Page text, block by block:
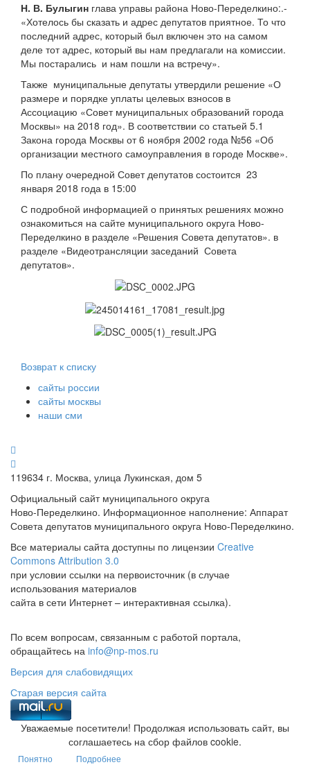
Н. В. Булыгин глава управы района Ново-Переделкино:.-
«Хотелось бы сказать и адрес депутатов приятное. То что
последний адрес, который был включен это на самом
деле тот адрес, который вы нам предлагали на комиссии.
Мы постарались и нам пошли на встречу».
Также муниципальные депутаты утвердили решение «О
размере и порядке уплаты целевых взносов в
Ассоциацию «Совет муниципальных образований города
Москвы» на 2018 год». В соответствии со статьей 5.1
Закона города Москвы от 6 ноября 2002 года №56 «Об
организации местного самоуправления в городе Москве».
По плану очередной Совет депутатов состоится 23
января 2018 года в 15:00
С подробной информацией о принятых решениях можно
ознакомиться на сайте муниципального округа Ново-
Переделкино в разделе «Решения Совета депутатов». в
разделе «Видеотрансляции заседаний Совета
депутатов».
Возврат к списку
сайты россии
сайты москвы
наши сми
119634 г. Москва, улица Лукинская, дом 5
Официальный сайт муниципального округа
Ново-Переделкино. Информационное наполнение: Аппарат
Совета депутатов муниципального округа Ново-Переделкино.
Все материалы сайта доступны по лицензии Creative
Commons Attribution 3.0
при условии ссылки на первоисточник (в случае
использования материалов
сайта в сети Интернет – интерактивная ссылка).
По всем вопросам, связанным с работой портала,
обращайтесь на info@np-mos.ru
Версия для слабовидящих
Старая версия сайта
Уважаемые посетители! Продолжая использовать сайт, вы
соглашаетесь на сбор файлов cookie.
Понятно Подробнее